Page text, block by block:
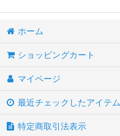
ホーム
ショッピングカート
マイページ
最近チェックしたアイテム
特定商取引法表示